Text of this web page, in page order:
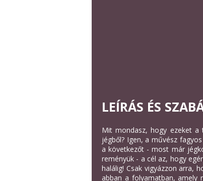
LEÍRÁS ÉS
Mit mondasz, hogy ezeket a
jégből? Igen, a művész
a következőt - most már
reményük - a cél az, hogy
halálig! Csak vigyázzon arra,
abban a folyamatban, amely